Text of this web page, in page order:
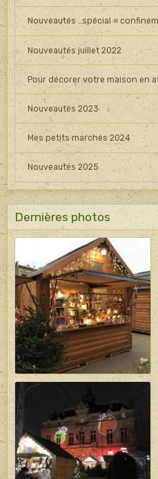
Nouveautés ..spécial «
Nouveautés juillet 2022
Pour décorer votre maison en
Nouveautés 2023
Mes petits marchés 2024
Nouveautés 2025
Dernières photos